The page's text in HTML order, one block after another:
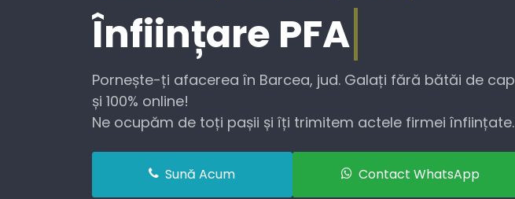
Înființare PFA
Pornește-ți afacerea în Barcea, jud. Galați fără bătăi de cap
și 100% online!
Ne ocupăm de toți pașii și îți trimitem actele firmei înființate.
Sună Acum Contact WhatsApp